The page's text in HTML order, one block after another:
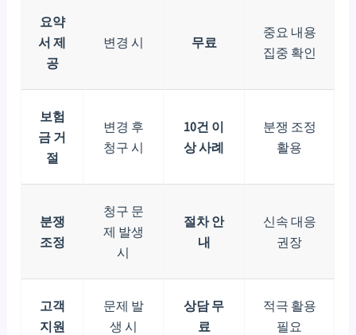
요약
서 제
공
변경 시 무료
중요 내용
집중 확인
보험
금 거
절
변경 후
청구 시
10건 이
상 사례
분쟁 조정
활용
분쟁
조정
청구 문
제 발생
시
절차 안
내
신속 대응
권장
고객
지원
문제 발
생 시
상담 무
료
적극 활용
필요